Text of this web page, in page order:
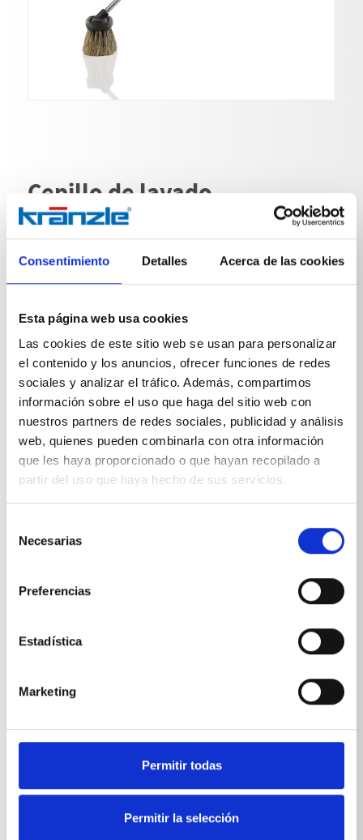
Consentimiento Detalles Acerca de las cookies
Esta página web usa cookies
Las cookies de este sitio web se usan para personalizar
el contenido y los anuncios, ofrecer funciones de redes
sociales y analizar el tráfico. Además, compartimos
información sobre el uso que haga del sitio web con
nuestros partners de redes sociales, publicidad y análisis
web, quienes pueden combinarla con otra información
que les haya proporcionado o que hayan recopilado a
partir del uso que haya hecho de sus servicios.
Necesarias
Preferencias
Estadística
Marketing
Permitir todas
Permitir la selección
Cepillo de lavado
transversal
Boquilla enchufable D12
Especificaciones técnicas
ESPECIFICACIONES TÉCNICAS
Peso
0,685kg
0,78kg